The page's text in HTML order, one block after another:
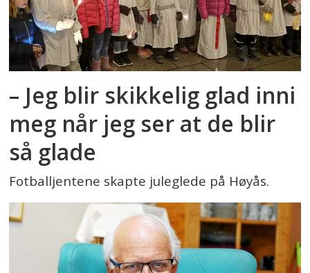
– Jeg blir skikkelig glad inni
meg når jeg ser at de blir
så glade
Fotballjentene skapte juleglede på Høyås.